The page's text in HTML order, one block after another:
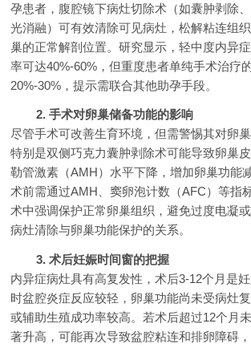
孕患者，腹腔镜下病灶切除术（如囊肿剥除
光消融）可有效清除可见病灶，松解粘连组
巢的正常解剖位置。研究显示，轻中度内异
率可达40%-60%，但重度患者单纯手术治疗
20%-30%，提示需联合其他助孕手段。
2. 手术对卵巢储备功能的影响
尽管手术可改善生育环境，但需警惕其对卵巢
特别是双侧巧克力囊肿剥除术可能导致卵巢
勒管激素（AMH）水平下降，增加卵巢功能
术前需通过AMH、窦卵泡计数（AFC）等指
术中强调保护正常卵巢组织，避免过度电凝
病灶清除与卵巢功能保护的关系。
3. 术后妊娠时间窗的把握
内异症病灶具有高复发性，术后3-12个月是
时盆腔炎症反应较轻，卵巢功能尚未受病灶
或辅助生殖成功率较高。若术后超过12个月
著升高，可能再次导致盆腔粘连和排卵障碍